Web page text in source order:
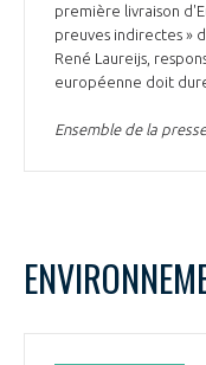
première livraison
preuves indirectes »
René Laureijs,
européenne doit
Ensemble de la